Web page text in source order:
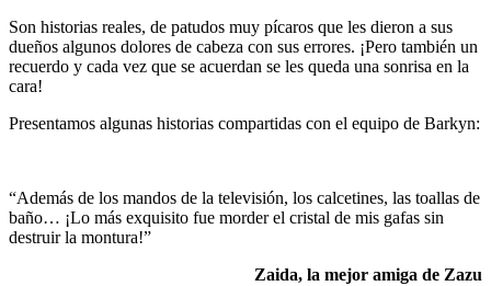
Son historias reales, de patudos muy pícaros que les dieron a sus
dueños algunos dolores de cabeza con sus errores. ¡Pero también un
recuerdo y cada vez que se acuerdan se les queda una sonrisa en la
cara!
Presentamos algunas historias compartidas con el equipo de Barkyn:
“Además de los mandos de la televisión, los calcetines, las toallas de
baño… ¡Lo más exquisito fue morder el cristal de mis gafas sin
destruir la montura!”
Zaida, la mejor amiga de Zazu